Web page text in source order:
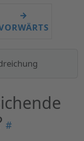
→
Permalink
"Warum
#